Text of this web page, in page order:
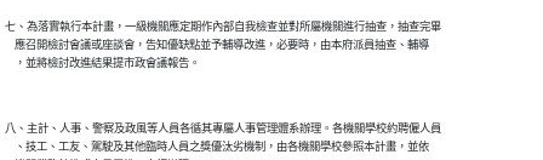
七、為落實執行本計畫，一級機關應定期作內部自我檢查並對所屬機關進行抽查，抽查完畢
    應召開檢討會議或座談會，告知優缺點並予輔導改進，必要時，由本府派員抽查、輔導
八、主計、人事、警察及政風等人員各循其專屬人事管理體系辦理。各機關學校約聘僱人員
    、技工、工友、駕駛及其他臨時人員之獎優汰劣機制，由各機關學校參照本計畫，並依